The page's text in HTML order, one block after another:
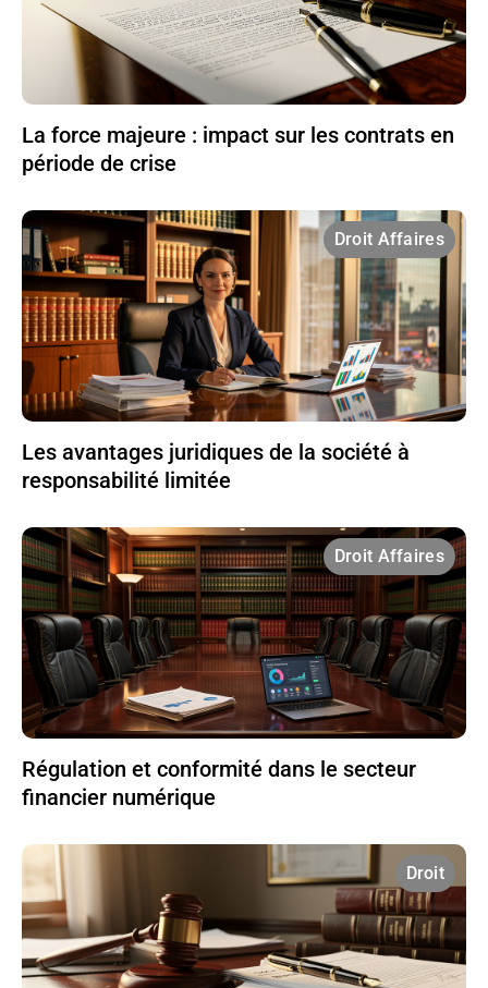
La force majeure : impact sur les contrats en
période de crise
Droit Affaires
Les avantages juridiques de la société à
responsabilité limitée
Droit Affaires
Régulation et conformité dans le secteur
financier numérique
Droit